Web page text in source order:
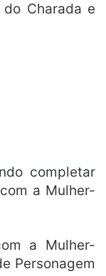
Charada e
completar
a Mulher-
a Mulher-
Personagem